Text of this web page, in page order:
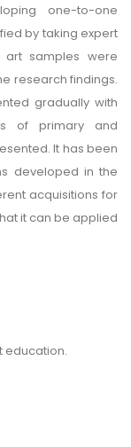
one-to-one
by taking expert
art samples were
research findings.
gradually with
of primary and
It has been
developed in the
acquisitions for
it can be applied
education.